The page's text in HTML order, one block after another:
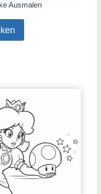
Ausmalen